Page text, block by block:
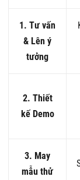
1. Tư vấn
& Lên ý
tưởng
2. Thiết
kế Demo
3. May
mẫu thử